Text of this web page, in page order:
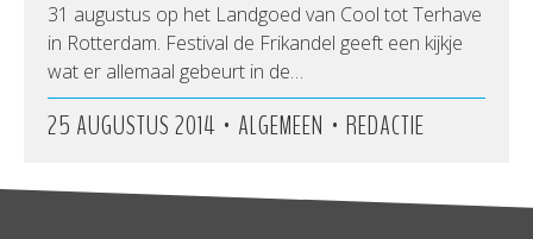
31 augustus op het Landgoed van Cool tot Terhave
in Rotterdam. Festival de Frikandel geeft een kijkje
wat er allemaal gebeurt in de…
25 AUGUSTUS 2014 • ALGEMEEN • REDACTIE